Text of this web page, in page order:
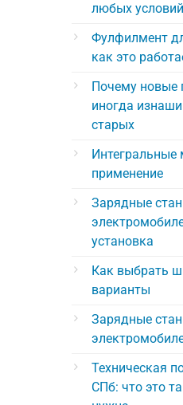
любых условий
Фулфилмент
как это
Почему новые
иногда
старых
применение
Зарядные
установка
Как выбрать
варианты
Зарядные
Техническая
СПб: что это